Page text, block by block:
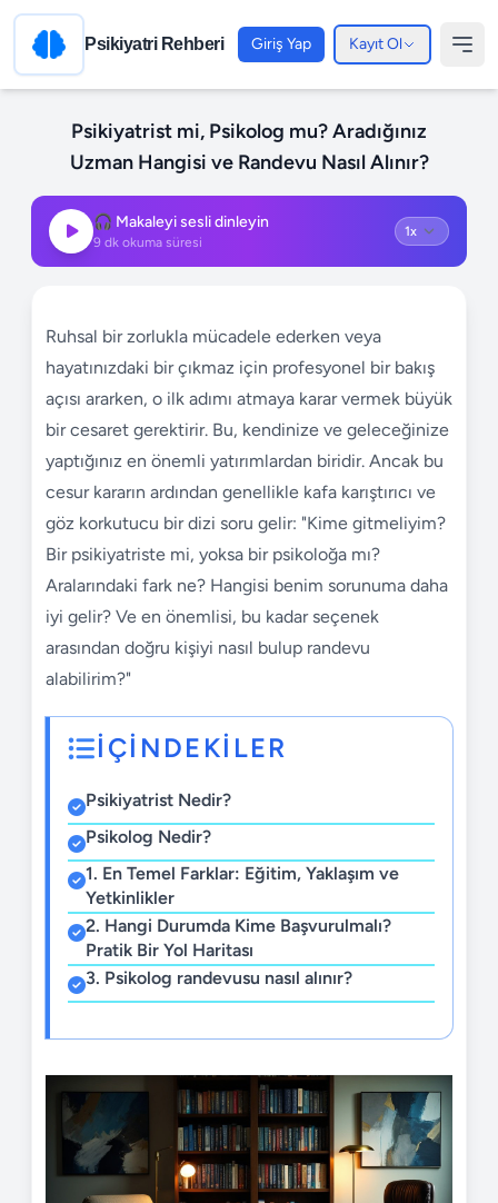
Psikiyatri Rehberi Giriş Yap Kayıt Ol
Psikiyatrist mi, Psikolog mu? Aradığınız
Uzman Hangisi ve Randevu Nasıl Alınır?
🎧 Makaleyi sesli dinleyin
9 dk okuma süresi
Ruhsal bir zorlukla mücadele ederken veya
hayatınızdaki bir çıkmaz için profesyonel bir bakış
açısı ararken, o ilk adımı atmaya karar vermek büyük
bir cesaret gerektirir. Bu, kendinize ve geleceğinize
yaptığınız en önemli yatırımlardan biridir. Ancak bu
cesur kararın ardından genellikle kafa karıştırıcı ve
göz korkutucu bir dizi soru gelir: "Kime gitmeliyim?
Bir psikiyatriste mi, yoksa bir psikoloğa mı?
Aralarındaki fark ne? Hangisi benim sorunuma daha
iyi gelir? Ve en önemlisi, bu kadar seçenek
arasından doğru kişiyi nasıl bulup randevu
alabilirim?"
İÇİNDEKİLER
Psikiyatrist Nedir?
Psikolog Nedir?
1. En Temel Farklar: Eğitim, Yaklaşım ve
Yetkinlikler
2. Hangi Durumda Kime Başvurulmalı?
Pratik Bir Yol Haritası
3. Psikolog randevusu nasıl alınır?